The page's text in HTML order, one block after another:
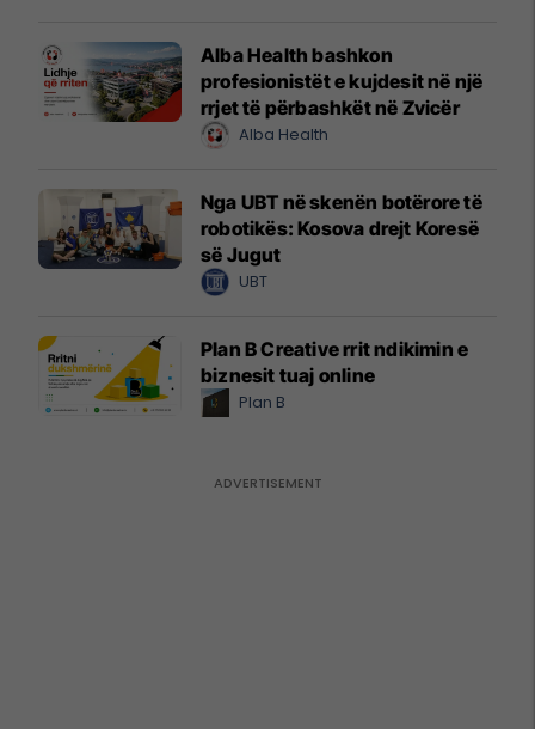
Alba Health bashkon
profesionistët e kujdesit në një
rrjet të përbashkët në Zvicër
Alba Health
Nga UBT në skenën botërore të
robotikës: Kosova drejt Koresë
së Jugut
UBT
Plan B Creative rrit ndikimin e
biznesit tuaj online
Plan B